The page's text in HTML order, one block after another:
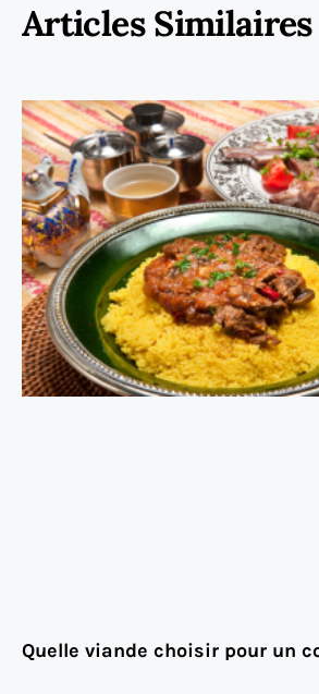
Articles Similaires
Quelle viande choisir pour un